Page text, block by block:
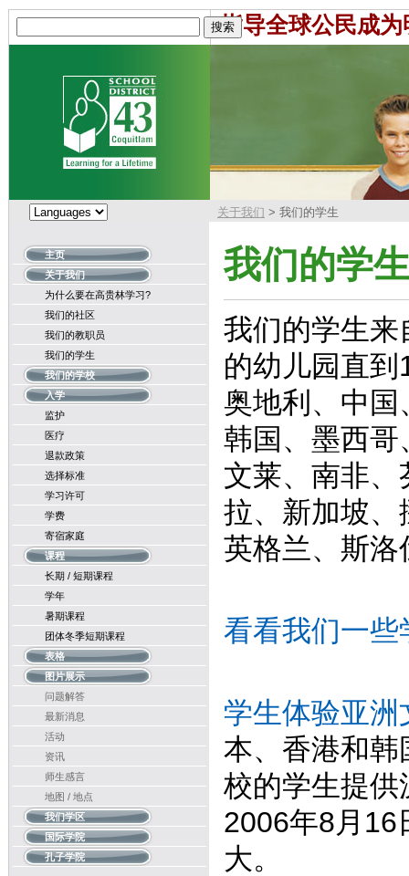
指导全球公民成
关于我们 > 我们的学生
主页
关于我们
为什么要在高贵林学习?
我们的社区
我们的教职员
我们的学生
我们的学校
入学
监护
医疗
退款政策
选择标准
学习许可
学费
寄宿家庭
课程
长期 / 短期课程
学年
暑期课程
团体冬季短期课程
表格
图片展示
问题解答
最新消息
活动
资讯
师生感言
地图 / 地点
我们学区
国际学院
孔子学院
我们的学
我们的学生来
的幼儿园直
奥地利、中国
韩国、墨西哥
文莱、南非
拉、新加坡、
英格兰、斯洛
看看我们一些
学生体验亚
本、香港和
校的学生提供
2006年8月16
大。